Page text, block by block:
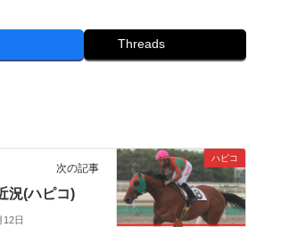
Threads
ハピコ
次の記事
況(ハピコ)
12日